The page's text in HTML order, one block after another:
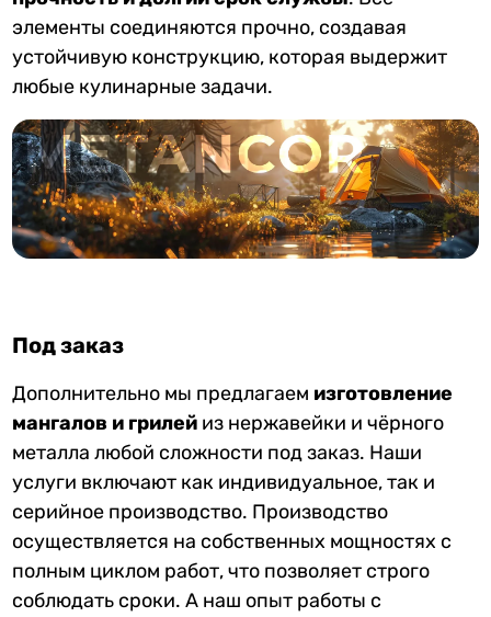
элементы соединяются прочно, создавая
устойчивую конструкцию, которая выдержит
любые кулинарные задачи.
Под заказ
Дополнительно мы предлагаем изготовление
мангалов и грилей из нержавейки и чёрного
металла любой сложности под заказ. Наши
услуги включают как индивидуальное, так и
серийное производство. Производство
осуществляется на собственных мощностях с
полным циклом работ, что позволяет строго
соблюдать сроки. А наш опыт работы с